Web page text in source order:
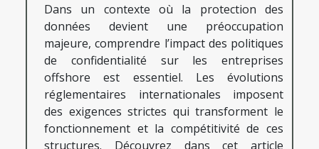
Dans un contexte où la protection des
données devient une préoccupation
majeure, comprendre l’impact des politiques
de confidentialité sur les entreprises
offshore est essentiel. Les évolutions
réglementaires internationales imposent
des exigences strictes qui transforment le
fonctionnement et la compétitivité de ces
structures. Découvrez dans cet article